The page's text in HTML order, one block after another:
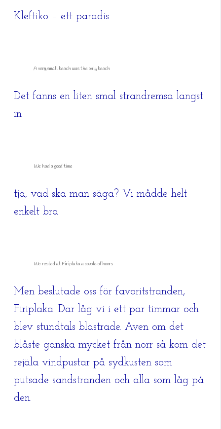
Kleftiko – ett paradis
A very small beach was the only beach
Det fanns en liten smal strandremsa längst
in
We had a good time
tja, vad ska man säga? Vi mådde helt
enkelt bra
We rested at Firiplaka a couple of hours
Men beslutade oss för favoritstranden,
Firiplaka. Där låg vi i ett par timmar och
blev stundtals blästrade. Även om det
blåste ganska mycket från norr så kom det
rejäla vindpustar på sydkusten som
putsade sandstranden och alla som låg på
den.